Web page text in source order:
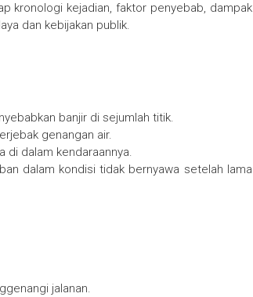
kronologi kejadian, faktor penyebab, dampak
dan kebijakan publik.
banjir di sejumlah titik.
genangan air.
di dalam kendaraannya.
dalam kondisi tidak bernyawa setelah lama
jalanan.